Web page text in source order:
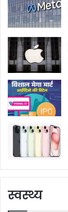
स्वस्थ्य